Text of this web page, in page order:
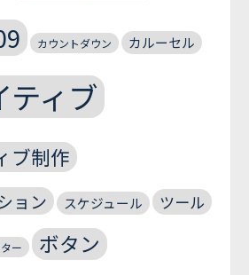
カウントダウン カルーセル
ティブ
ブ制作
ョン スケジュール ツール
ー ボタン